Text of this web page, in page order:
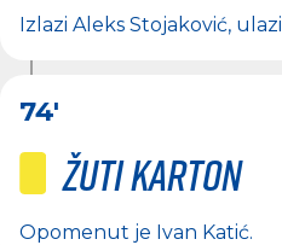
Izlazi Aleks Stojaković, ulazi
74'
Žuti karton
Opomenut je Ivan Katić.